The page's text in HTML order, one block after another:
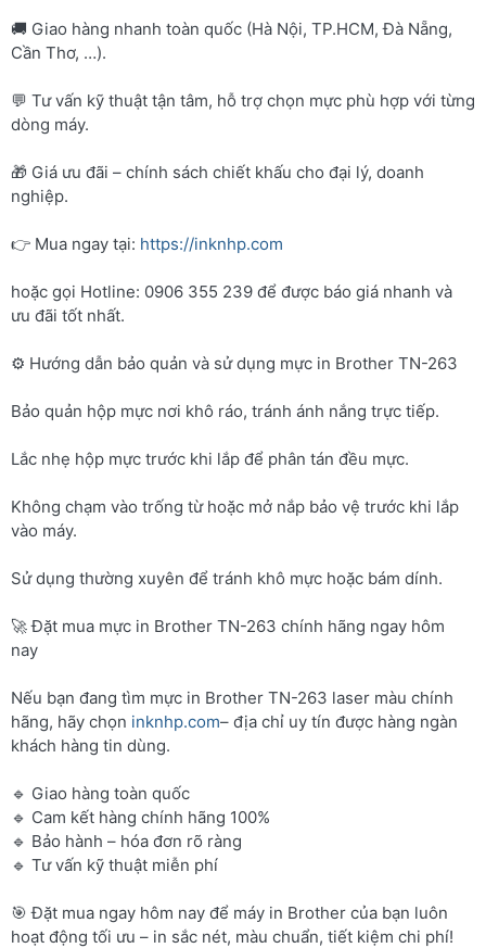
🚚 Giao hàng nhanh toàn quốc (Hà Nội, TP.HCM, Đà Nẵng,
Cần Thơ, …).
💬 Tư vấn kỹ thuật tận tâm, hỗ trợ chọn mực phù hợp với từng
dòng máy.
🎁 Giá ưu đãi – chính sách chiết khấu cho đại lý, doanh
nghiệp.
👉 Mua ngay tại: https://inknhp.com
hoặc gọi Hotline: 0906 355 239 để được báo giá nhanh và
ưu đãi tốt nhất.
⚙️ Hướng dẫn bảo quản và sử dụng mực in Brother TN-263
Bảo quản hộp mực nơi khô ráo, tránh ánh nắng trực tiếp.
Lắc nhẹ hộp mực trước khi lắp để phân tán đều mực.
Không chạm vào trống từ hoặc mở nắp bảo vệ trước khi lắp
vào máy.
Sử dụng thường xuyên để tránh khô mực hoặc bám dính.
🚀 Đặt mua mực in Brother TN-263 chính hãng ngay hôm
nay
Nếu bạn đang tìm mực in Brother TN-263 laser màu chính
hãng, hãy chọn inknhp.com– địa chỉ uy tín được hàng ngàn
khách hàng tin dùng.
🔹 Giao hàng toàn quốc
🔹 Cam kết hàng chính hãng 100%
🔹 Bảo hành – hóa đơn rõ ràng
🔹 Tư vấn kỹ thuật miễn phí
🎯 Đặt mua ngay hôm nay để máy in Brother của bạn luôn
hoạt động tối ưu – in sắc nét, màu chuẩn, tiết kiệm chi phí!